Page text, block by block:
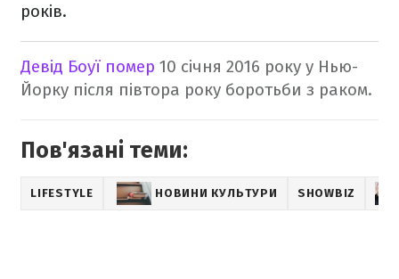
років.
Девід Боуї помер 10 січня 2016 року у Нью-
Йорку після півтора року боротьби з раком.
Пов'язані теми:
LIFESTYLE НОВИНИ КУЛЬТУРИ SHOWBIZ